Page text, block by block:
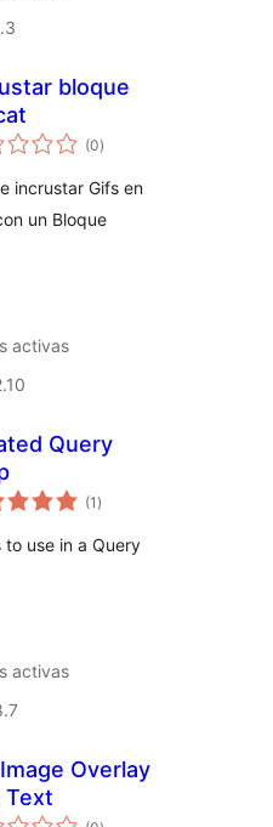
bloque
(0valoraciones
en
)
incrustar Gifs en
un Bloque
activas
Query
(1 valoraciones
en
)
use in a Query
activas
Overlay
Text
valoraciones